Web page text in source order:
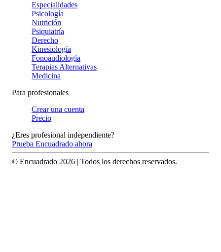
Especialidades
Psicología
Nutrición
Psiquiatría
Derecho
Kinesiología
Fonoaudiología
Terapias Alternativas
Medicina
Para profesionales
Crear una cuenta
Precio
¿Eres profesional independiente?
Prueba Encuadrado ahora
© Encuadrado 2026 | Todos los derechos reservados.